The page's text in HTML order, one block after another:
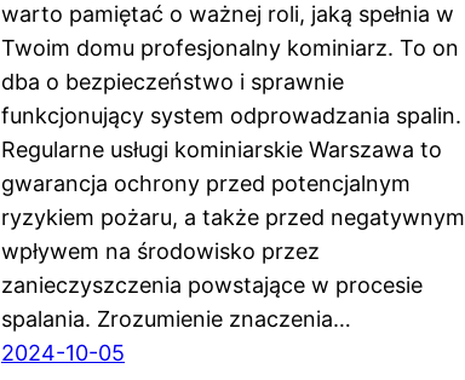
warto pamiętać o ważnej roli, jaką spełnia w
Twoim domu profesjonalny kominiarz. To on
dba o bezpieczeństwo i sprawnie
funkcjonujący system odprowadzania spalin.
Regularne usługi kominiarskie Warszawa to
gwarancja ochrony przed potencjalnym
ryzykiem pożaru, a także przed negatywnym
wpływem na środowisko przez
zanieczyszczenia powstające w procesie
spalania. Zrozumienie znaczenia…
2024-10-05